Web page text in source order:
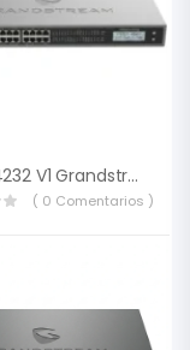
GXW4232 V1 Grandstream
( 0 Comentarios )